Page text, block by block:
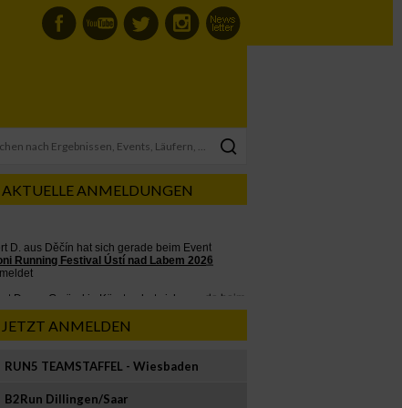
AKTUELLE ANMELDUNGEN
JETZT ANMELDEN
RUN5 TEAMSTAFFEL - Wiesbaden
B2Run Dillingen/Saar